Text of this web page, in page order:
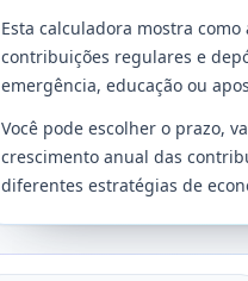
Esta calculadora mostra
contribuições regulares e
emergência, educação ou
Você pode escolher o prazo,
crescimento anual das
diferentes estratégias de